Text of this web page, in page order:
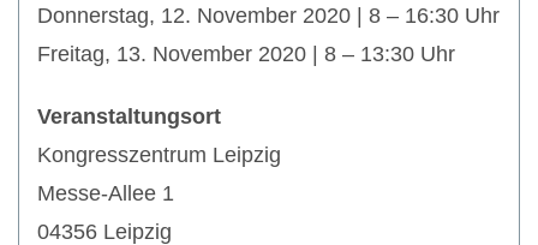
Donnerstag, 12. November 2020 | 8 – 16:30 Uhr
Freitag, 13. November 2020 | 8 – 13:30 Uhr
Veranstaltungsort
Kongresszentrum Leipzig
Messe-Allee 1
04356 Leipzig